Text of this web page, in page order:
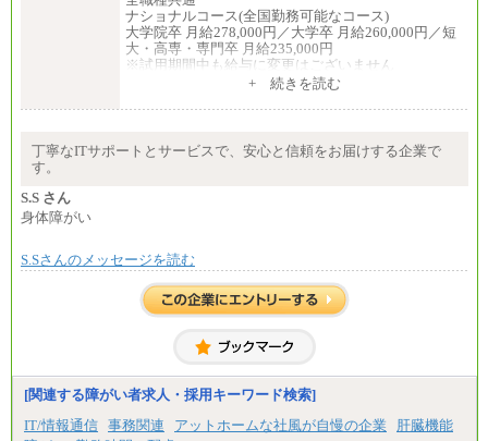
※4…25,000円、※5…23,000円）
・試用期間中も給与変更なし
◆正社員/基幹職
〈東京・神奈川〉月給219,000 円～ 〈大阪・兵庫〉
※2…大阪府、京都府、兵庫県、滋賀県
※3…愛知県、静岡県
※4…北海道、宮城県、栃木県、群馬県、長野県、新
潟県、富山県、石川県、岡山県、広島県、山口県、
香川県、福岡県
分県、長崎県、熊本県、宮崎県、鹿児島県、沖縄
◆パート・アルバイト
る。
ナショナルコース(全国勤務可能なコース)
大学院卒 月給278,000円／大学卒 月給260,000円／短
大・高専・専門卒 月給235,000円
※試用期間中も給与に変更はございません
大学院卒 月給264,000円／大学卒 月給250,000円／短
※試用期間中も給与に変更はございません
中途：
+ 続きを読む
丁寧なITサポートとサービスで、安心と信頼をお届けする企業で
す。
S.S さん
身体障がい
S.Sさんのメッセージを読む
[関連する障がい者求人・採用キーワード検索]
IT/情報通信 事務関連 アットホームな社風が自慢の企業
肝臓機能